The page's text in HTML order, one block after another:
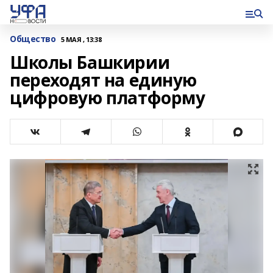
Общество 5 МАЯ , 13:38
Школы Башкирии
переходят на единую
цифровую платформу